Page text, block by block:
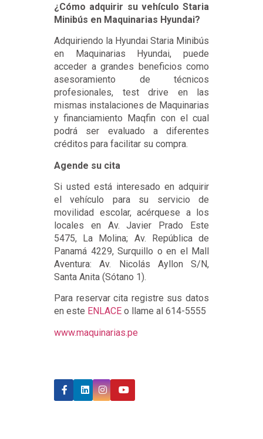
¿Cómo adquirir su vehículo Staria
Minibús en Maquinarias Hyundai?
Adquiriendo la Hyundai Staria Minibús
en Maquinarias Hyundai, puede
acceder a grandes beneficios como
asesoramiento de técnicos
profesionales, test drive en las
mismas instalaciones de Maquinarias
y financiamiento Maqfin con el cual
podrá ser evaluado a diferentes
créditos para facilitar su compra.
Agende su cita
Si usted está interesado en adquirir
el vehículo para su servicio de
movilidad escolar, acérquese a los
locales en Av. Javier Prado Este
5475, La Molina; Av. República de
Panamá 4229, Surquillo o en el Mall
Aventura: Av. Nicolás Ayllon S/N,
Santa Anita (Sótano 1).
Para reservar cita registre sus datos
en este ENLACE o llame al 614-5555
www.maquinarias.pe